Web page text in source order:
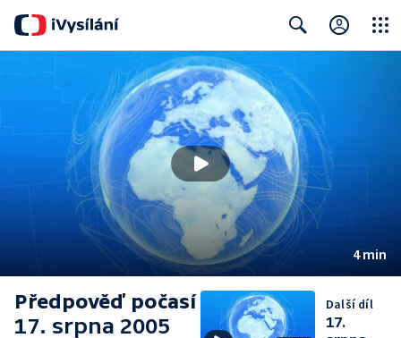
4 min
Předpověď počasí
17. srpna 2005
Další díl
17.